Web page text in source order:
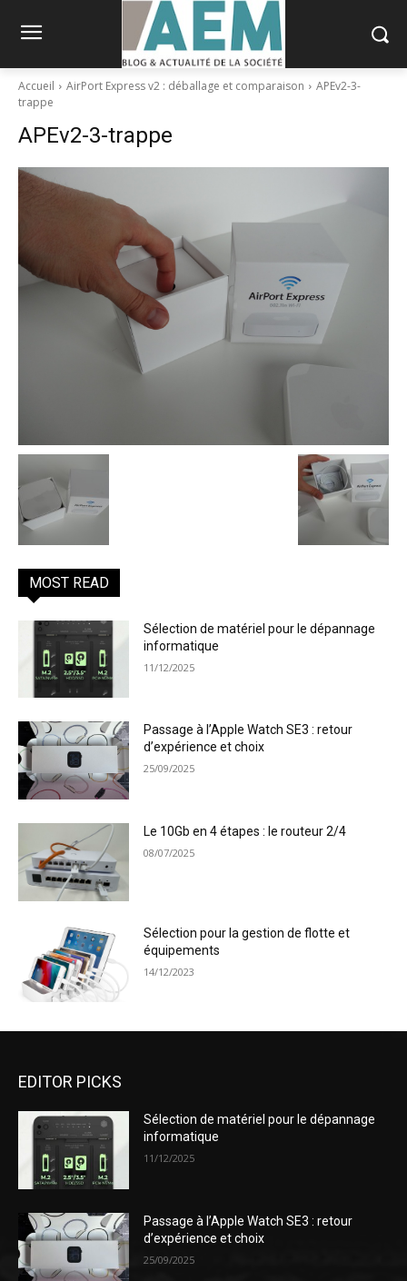
Accueil AirPort Express v2 : déballage et comparaison
APEv2-3-
trappe
APEv2-3-trappe
MOST READ
Sélection de matériel pour le dépannage
informatique
11/12/2025
Passage à l’Apple Watch SE3 : retour
d’expérience et choix
25/09/2025
Le 10Gb en 4 étapes : le routeur 2/4
08/07/2025
Sélection pour la gestion de flotte et
équipements
14/12/2023
EDITOR PICKS
Sélection de matériel pour le dépannage
informatique
11/12/2025
Passage à l’Apple Watch SE3 : retour
d’expérience et choix
25/09/2025